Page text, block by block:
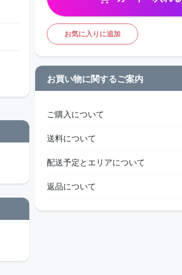
お気に入りに追加
お買い物に関するご案内
ご購入について
送料について
配送予定とエリアについて
返品について